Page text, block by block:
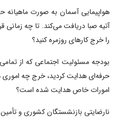
هواپیمایی آسمان به صورت
آتیه صبا دریافت می‌کند. تا چه زمانی
را خرج کارهای روزمره کنید؟
بودجه مسئولیت اجتماعی که از
حرفه‌ای هدایت کردید، خرج چه
امورات خاص هدایت شده است؟
نارضایتی بازنشستگان کشوری و تأمین